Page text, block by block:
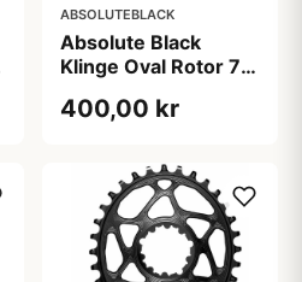
ABSOLUTEBLACK
Absolute Black
Klinge Oval Rotor 76
32)
400,00 kr